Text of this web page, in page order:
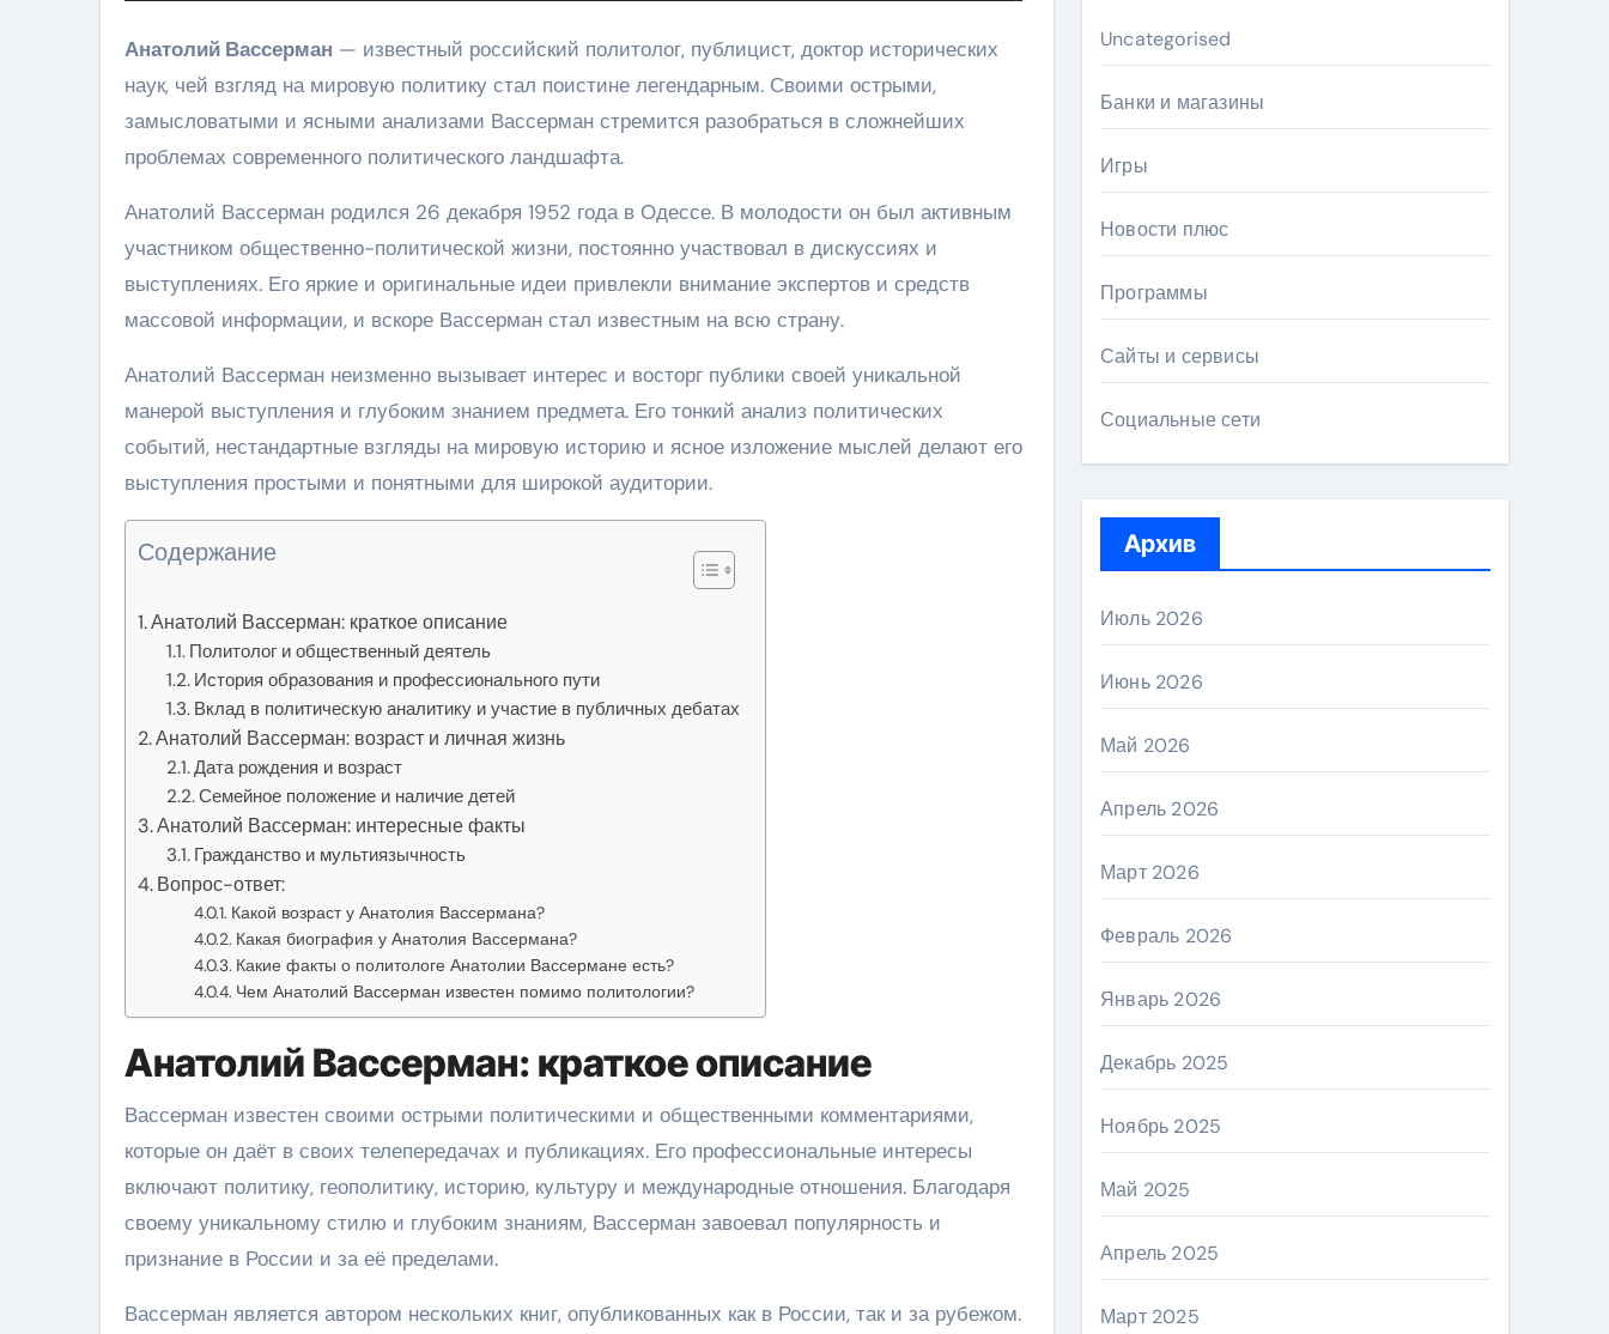
Анатолий Вассерман — известный российский политолог, публицист, доктор исторических
наук, чей взгляд на мировую политику стал поистине легендарным. Своими острыми,
замысловатыми и ясными анализами Вассерман стремится разобраться в сложнейших
проблемах современного политического ландшафта.
Анатолий Вассерман родился 26 декабря 1952 года в Одессе. В молодости он был активным
участником общественно-политической жизни, постоянно участвовал в дискуссиях и
выступлениях. Его яркие и оригинальные идеи привлекли внимание экспертов и средств
массовой информации, и вскоре Вассерман стал известным на всю страну.
Анатолий Вассерман неизменно вызывает интерес и восторг публики своей уникальной
манерой выступления и глубоким знанием предмета. Его тонкий анализ политических
событий, нестандартные взгляды на мировую историю и ясное изложение мыслей делают его
выступления простыми и понятными для широкой аудитории.
Содержание
Анатолий Вассерман: краткое описание
Политолог и общественный деятель
История образования и профессионального пути
Вклад в политическую аналитику и участие в публичных дебатах
Анатолий Вассерман: возраст и личная жизнь
Дата рождения и возраст
Семейное положение и наличие детей
Анатолий Вассерман: интересные факты
Гражданство и мультиязычность
Вопрос-ответ:
Какой возраст у Анатолия Вассермана?
Какая биография у Анатолия Вассермана?
Какие факты о политологе Анатолии Вассермане есть?
Чем Анатолий Вассерман известен помимо политологии?
Анатолий Вассерман: краткое описание
Вассерман известен своими острыми политическими и общественными комментариями,
которые он даёт в своих телепередачах и публикациях. Его профессиональные интересы
включают политику, геополитику, историю, культуру и международные отношения. Благодаря
своему уникальному стилю и глубоким знаниям, Вассерман завоевал популярность и
признание в России и за её пределами.
Вассерман является автором нескольких книг, опубликованных как в России, так и за рубежом.
Uncategorised
Банки и магазины
Игры
Новости плюс
Программы
Сайты и сервисы
Социальные сети
Архив
Июль 2026
Июнь 2026
Май 2026
Апрель 2026
Март 2026
Февраль 2026
Январь 2026
Декабрь 2025
Ноябрь 2025
Май 2025
Апрель 2025
Март 2025